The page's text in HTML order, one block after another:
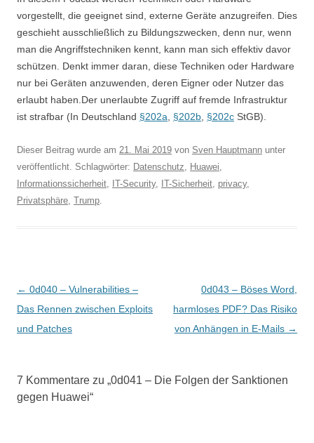
vorgestellt, die geeignet sind, externe Geräte anzugreifen. Dies
geschieht ausschließlich zu Bildungszwecken, denn nur, wenn
man die Angriffstechniken kennt, kann man sich effektiv davor
schützen. Denkt immer daran, diese Techniken oder Hardware
nur bei Geräten anzuwenden, deren Eigner oder Nutzer das
erlaubt haben.Der unerlaubte Zugriff auf fremde Infrastruktur
ist strafbar (In Deutschland §202a §202b §202c StGB).
Dieser Beitrag wurde am 21. Mai 2019 von Sven Hauptmann unter
veröffentlicht. Schlagwörter: Datenschutz, Huawei,
Informationssicherheit, IT-Security, IT-Sicherheit, privacy,
Privatsphäre, Trump.
Beitragsnavigation
← 0d040 – Vulnerabilities –
Das Rennen zwischen Exploits
und Patches
0d043 – Böses Word,
harmloses PDF? Das Risiko
von Anhängen in E-Mails →
7 Kommentare zu „0d041 – Die Folgen der Sanktionen
gegen Huawei“